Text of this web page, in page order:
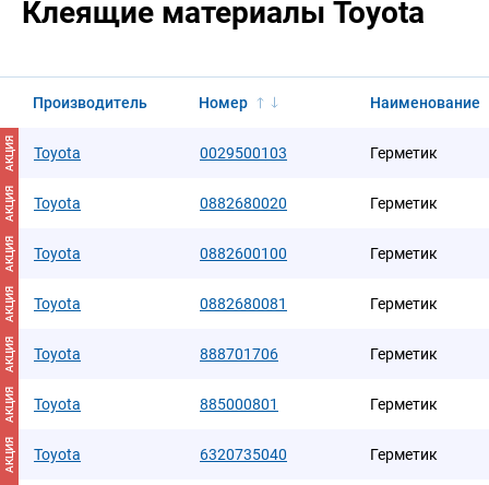
Клеящие материалы Toyota
Производитель Номер Наименование
АКЦИЯ Toyota 0029500103 Герметик
АКЦИЯ Toyota 0882680020 Герметик
АКЦИЯ Toyota 0882600100 Герметик
АКЦИЯ Toyota 0882680081 Герметик
АКЦИЯ Toyota 888701706 Герметик
АКЦИЯ Toyota 885000801 Герметик
АКЦИЯ Toyota 6320735040 Герметик